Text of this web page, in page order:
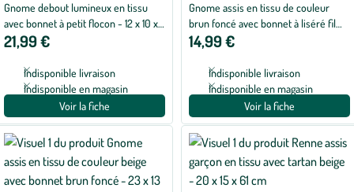
Gnome debout lumineux en tissu
avec bonnet à petit flocon - 12 x 10 x
50 cm
21,99 €
Indisponible livraison
Indisponible en magasin
Voir la fiche
Gnome assis en tissu de couleur
brun foncé avec bonnet à liséré fil
blanc - 23 x 13 x 38 cm
14,99 €
Indisponible livraison
Indisponible en magasin
Voir la fiche